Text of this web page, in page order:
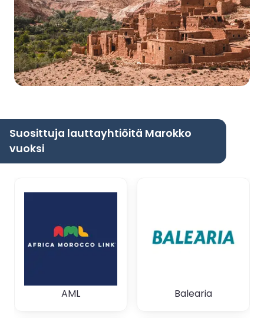
Suosittuja lauttayhtiöitä Marokko
vuoksi
AML Balearia